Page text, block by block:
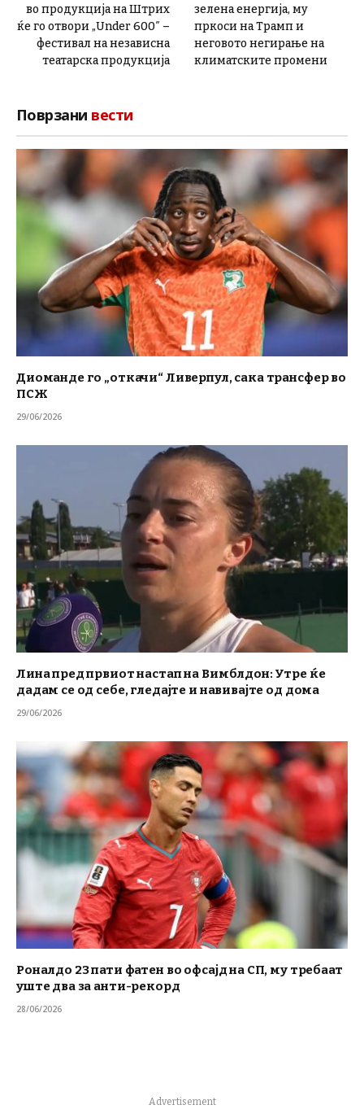
во продукција на Штрих
ќе го отвори „Under 600″ –
фестивал на независна
театарска продукција
зелена енергија, му
пркоси на Трамп и
неговото негирање на
климатските промени
Поврзани вести
Диоманде го „откачи“ Ливерпул, сака трансфер во
ПСЖ
29/06/2026
Лина пред првиот настап на Вимблдон: Утре ќе
дадам се од себе, гледајте и навивајте од дома
29/06/2026
Роналдо 23 пати фатен во офсајд на СП, му требаат
уште два за анти-рекорд
28/06/2026
Advertisement